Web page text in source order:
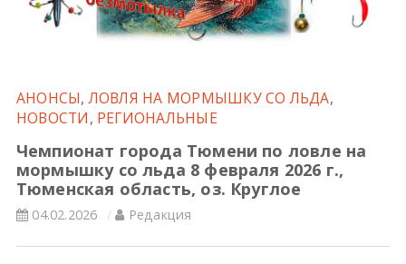
АНОНСЫ,ЛОВЛЯ НА МОРМЫШКУ СО ЛЬДА,
НОВОСТИ, РЕГИОНАЛЬНЫЕ
Чемпионат города Тюмени по ловле на
мормышку со льда 8 февраля 2026 г.,
Тюменская область, оз. Круглое
04.02.2026 Редакция
Всероссийские правила